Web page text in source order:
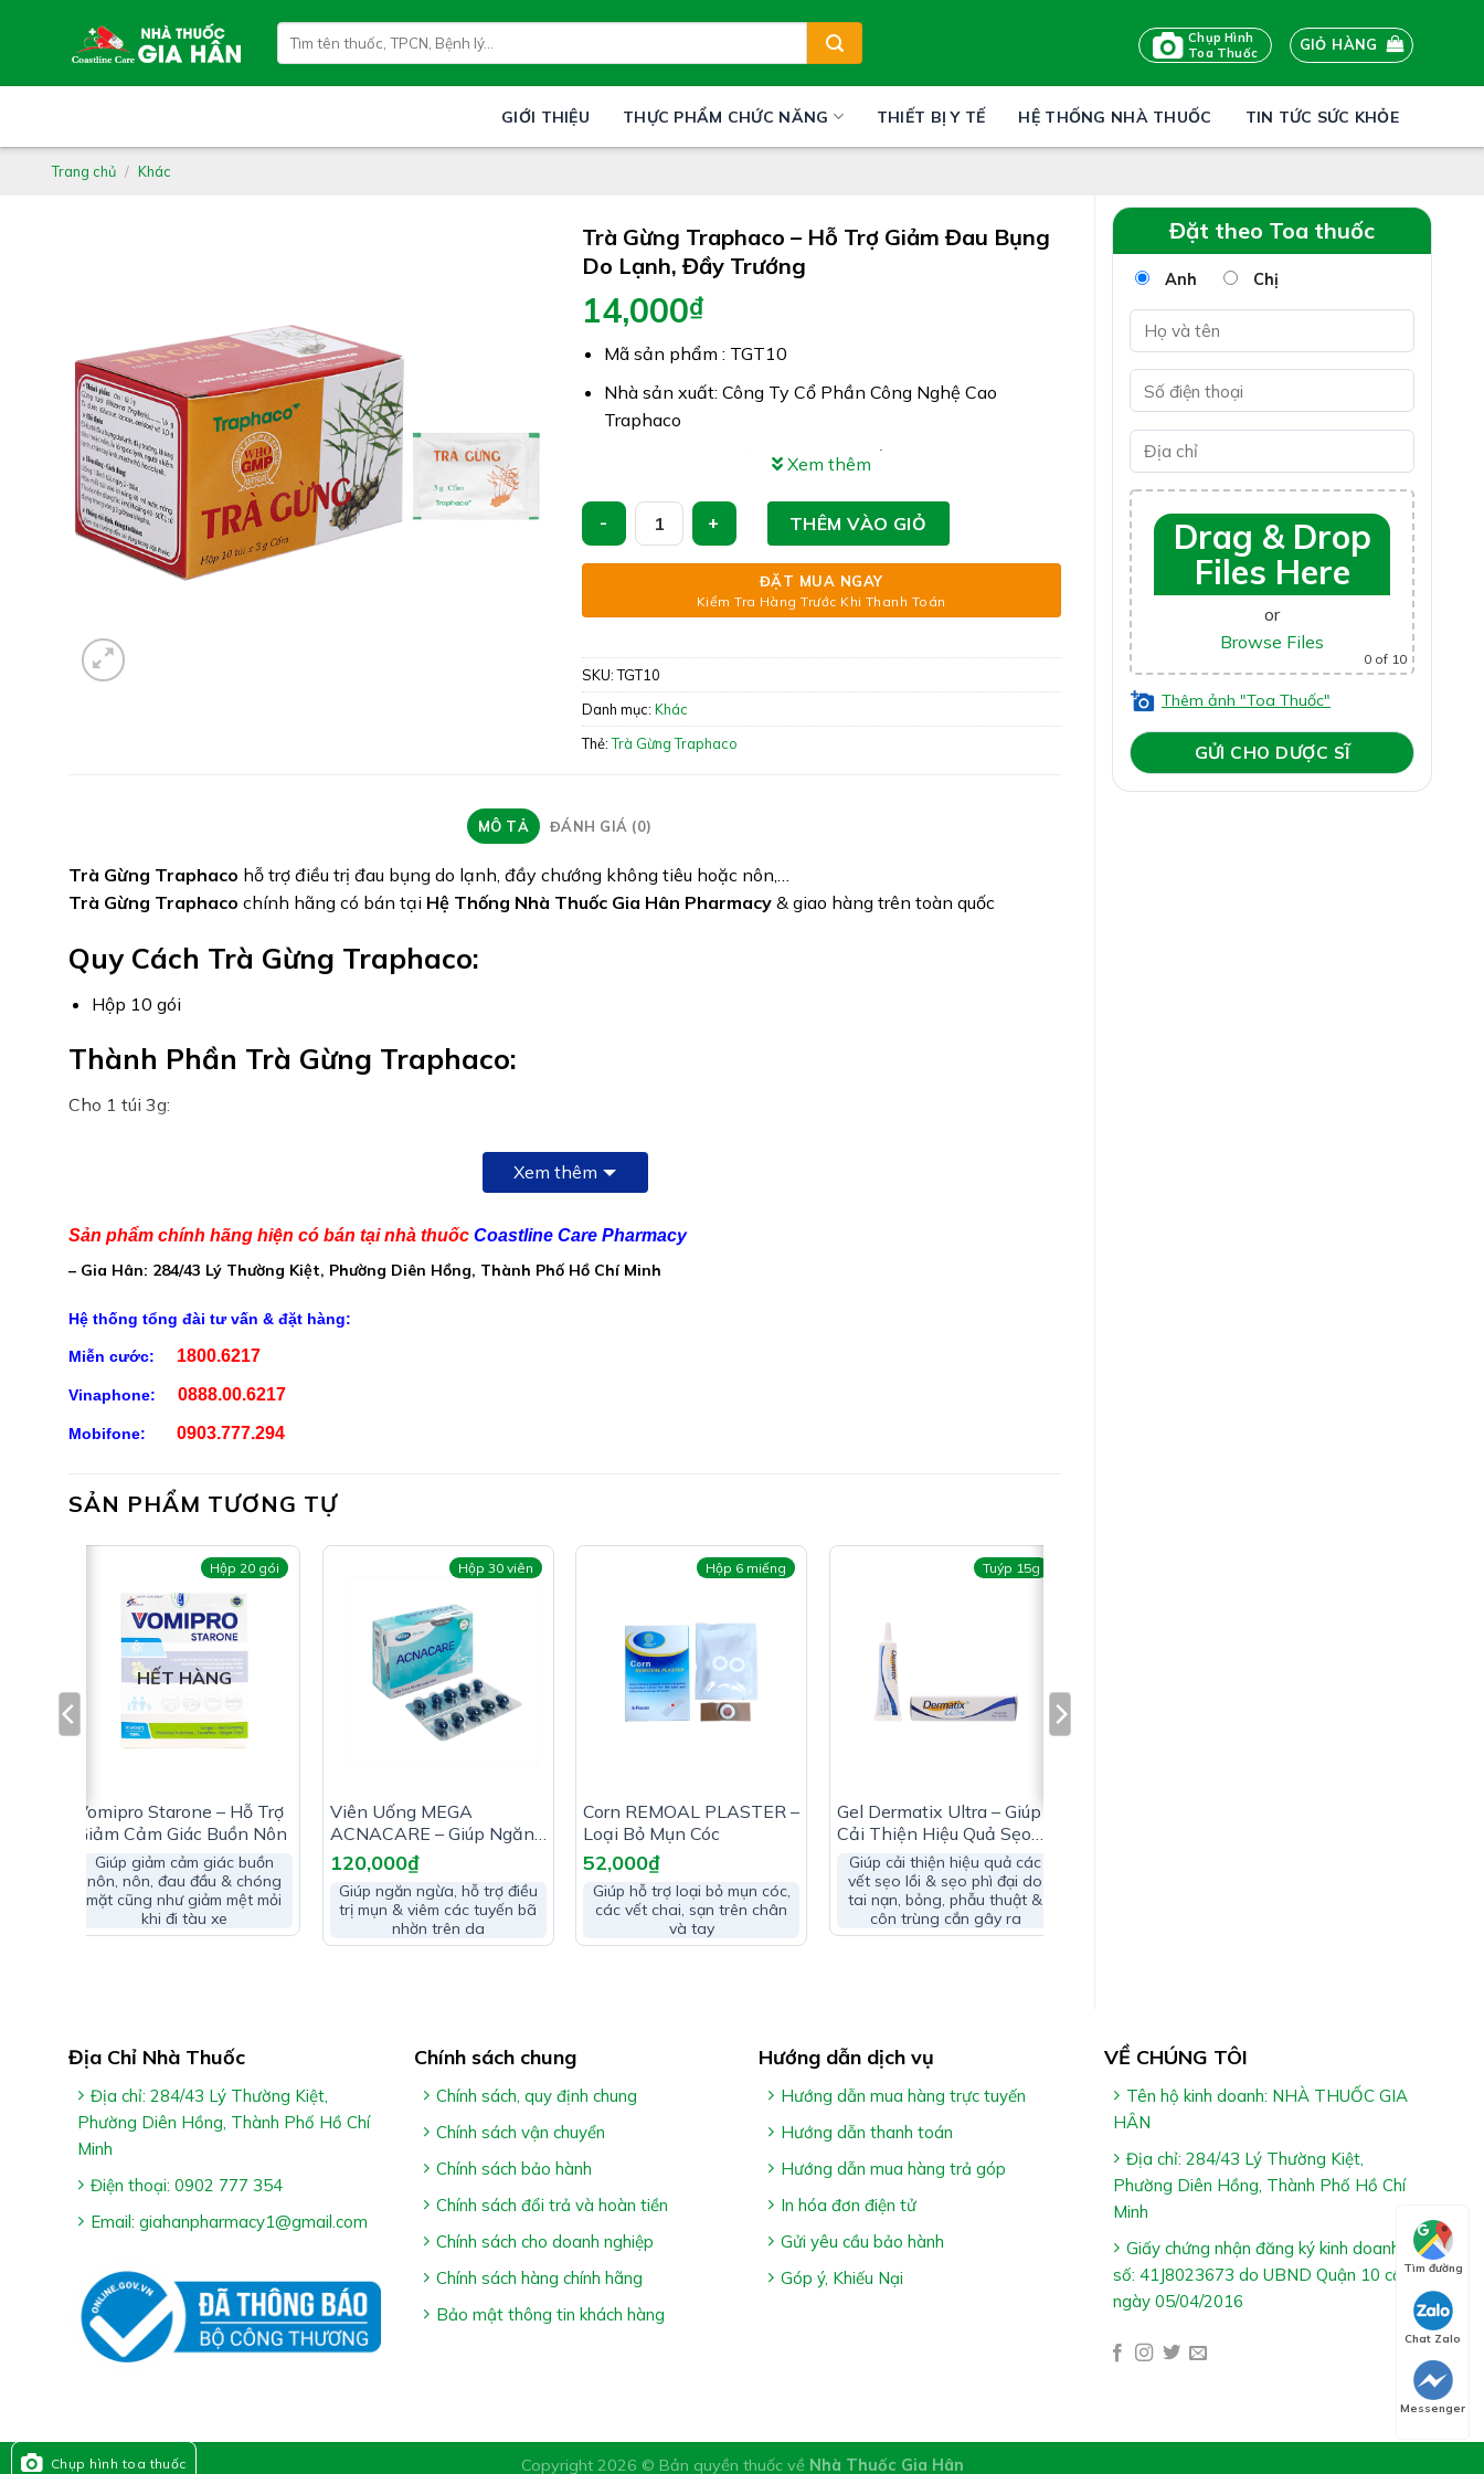
kiếm:
Chụp Hình
Toa Thuốc
GIỎ HÀNG
GIỚI THIỆU THỰC PHẨM CHỨC NĂNG THIẾT BỊ Y TẾ HỆ THỐNG NHÀ THUỐC TIN TỨC SỨC KHỎE
Trang chủ / Khác
Đặt theo Toa thuốc
Anh Chị
Drag & Drop
Files Here
or
Browse Files
0 of 10
Thêm ảnh "Toa Thuốc"
Trà Gừng Traphaco – Hỗ Trợ Giảm Đau Bụng
Do Lạnh, Đầy Trướng
14,000₫
Mã sản phẩm : TGT10
Nhà sản xuất: Công Ty Cổ Phần Công Nghệ Cao
Traphaco
Công dụng: Trà Gừng Traphaco điều trị đau bụng do
lạnh, người nhiễm lạnh, chân tay lạnh, mạch nhỏ, ho do
lạnh.
Giấy phép: VD-25081-16
Quy cách: Hộp 10 gói
Tình trạng hàng: Còn hàng
Xem thêm
Trà Gừng Traphaco – Hỗ Trợ Giảm Đau Bụng Do Lạnh, Đầy Trướng số lượng
THÊM VÀO GIỎ
ĐẶT MUA NGAY
Kiểm Tra Hàng Trước Khi Thanh Toán
SKU:TGT10
Danh mục: Khác
Thẻ:Trà Gừng Traphaco
MÔ TẢ ĐÁNH GIÁ (0)
Trà Gừng Traphaco hỗ trợ điều trị đau bụng do lạnh, đầy chướng không tiêu hoặc nôn,…
Trà Gừng Traphaco chính hãng có bán tại Hệ Thống Nhà Thuốc Gia Hân Pharmacy & giao hàng trên toàn quốc
Quy Cách Trà Gừng Traphaco:
Hộp 10 gói
Thành Phần Trà Gừng Traphaco:
Cho 1 túi 3g:
Chỉ Định Trà Gừng Traphaco:
Cách Dùng Trà Gừng Traphaco:
Hòa mỗi túi vào khoảng 40ml nước nóng. Thuốc nên dùng lúc ấm (khoảng 40-50
pha
Xem thêm
Sản phẩm chính hãng hiện có bán tại nhà thuốc Coastline Care Pharmacy
– Gia Hân: 284/43 Lý Thường Kiệt, Phường Diên Hồng, Thành Phố Hồ Chí Minh
Hệ thống tổng đài tư vấn & đặt hàng:
Miễn cước: 1800.6217
Vinaphone: 0888.00.6217
Mobifone: 0903.777.294
SẢN PHẨM TƯƠNG TỰ
Hộp 20 gói
HẾT HÀNG
Vomipro Starone – Hỗ Trợ
Giảm Cảm Giác Buồn Nôn
Giúp giảm cảm giác buồn
nôn, nôn, đau đầu & chóng
mặt cũng như giảm mệt mỏi
khi đi tàu xe
Hộp 30 viên
Viên Uống MEGA
ACNACARE – Giúp Ngăn
Ngừa Mụn
120,000₫
Giúp ngăn ngừa, hỗ trợ điều
trị mụn & viêm các tuyến bã
nhờn trên da
Hộp 6 miếng
Corn REMOAL PLASTER –
Loại Bỏ Mụn Cóc
52,000₫
Giúp hỗ trợ loại bỏ mụn cóc,
các vết chai, sạn trên chân
và tay
Tuýp 15g
Gel Dermatix Ultra – Giúp
Cải Thiện Hiệu Quả Sẹo
Lồi
Giúp cải thiện hiệu quả các
vết sẹo lồi & sẹo phì đại do
tai nạn, bỏng, phẫu thuật &
côn trùng cắn gây ra
Địa Chỉ Nhà Thuốc
Địa chỉ: 284/43 Lý Thường Kiệt,
Phường Diên Hồng, Thành Phố Hồ Chí
Minh
Điện thoại: 0902 777 354
Email: giahanpharmacy1@gmail.com
Chính sách chung
Chính sách, quy định chung
Chính sách vận chuyển
Chính sách bảo hành
Chính sách đổi trả và hoàn tiền
Chính sách cho doanh nghiệp
Chính sách hàng chính hãng
Bảo mật thông tin khách hàng
Hướng dẫn dịch vụ
Hướng dẫn mua hàng trực tuyến
Hướng dẫn thanh toán
Hướng dẫn mua hàng trả góp
In hóa đơn điện tử
Gửi yêu cầu bảo hành
Góp ý, Khiếu Nại
VỀ CHÚNG TÔI
Tên hộ kinh doanh: NHÀ THUỐC GIA
HÂN
Địa chỉ: 284/43 Lý Thường Kiệt,
Phường Diên Hồng, Thành Phố Hồ Chí
Minh
Giấy chứng nhận đăng ký kinh doanh
số: 41J8023673 do UBND Quận 10 cấp
ngày 05/04/2016
Copyright 2026 © Bản quyền thuốc về Nhà Thuốc Gia Hân
Chụp hình toa thuốc
Tìm đường
Chat Zalo
Messenger